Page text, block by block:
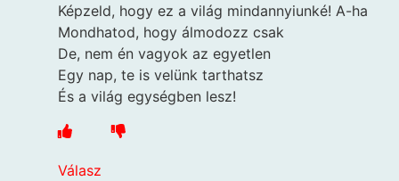
Képzeld, hogy ez a világ mindannyiunké! A-ha
Mondhatod, hogy álmodozz csak
De, nem én vagyok az egyetlen
Egy nap, te is velünk tarthatsz
És a világ egységben lesz!
Válasz